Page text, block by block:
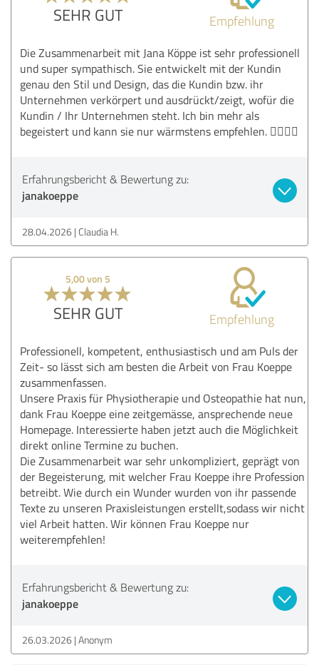
SEHR GUT Empfehlung
Die Zusammenarbeit mit Jana Köppe ist sehr professionell
und super sympathisch. Sie entwickelt mit der Kundin
genau den Stil und Design, das die Kundin bzw. ihr
Unternehmen verkörpert und ausdrückt/zeigt, wofür die
Kundin / Ihr Unternehmen steht. Ich bin mehr als
begeistert und kann sie nur wärmstens empfehlen. 👌🏼😎🌺
Erfahrungsbericht & Bewertung zu:
janakoeppe
28.04.2026 Claudia H.
5,00 von 5
SEHR GUT Empfehlung
Professionell, kompetent, enthusiastisch und am Puls der
Zeit- so lässt sich am besten die Arbeit von Frau Koeppe
zusammenfassen.
Unsere Praxis für Physiotherapie und Osteopathie hat nun,
dank Frau Koeppe eine zeitgemässe, ansprechende neue
Homepage. Interessierte haben jetzt auch die Möglichkeit
direkt online Termine zu buchen.
Die Zusammenarbeit war sehr unkompliziert, geprägt von
der Begeisterung, mit welcher Frau Koeppe ihre Profession
betreibt. Wie durch ein Wunder wurden von ihr passende
Texte zu unseren Praxisleistungen erstellt,sodass wir nicht
viel Arbeit hatten. Wir können Frau Koeppe nur
weiterempfehlen!
Erfahrungsbericht & Bewertung zu:
janakoeppe
26.03.2026 Anonym